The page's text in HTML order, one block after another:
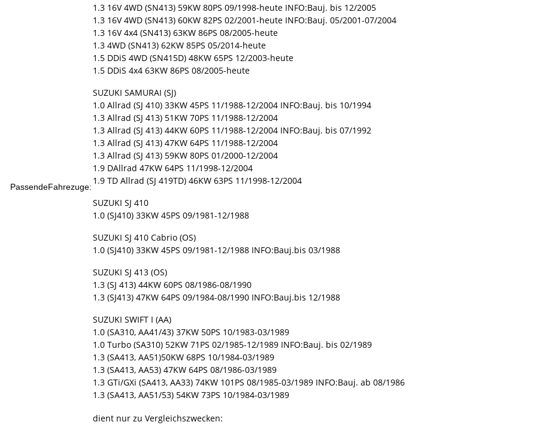
PassendeFahrezuge:
1.3 16V 4WD (SN413) 59KW 80PS 09/1998-heute INFO:Bauj. bis 12/2005
1.3 16V 4WD (SN413) 60KW 82PS 02/2001-heute INFO:Bauj. 05/2001-07/2004
1.3 16V 4x4 (SN413) 63KW 86PS 08/2005-heute
1.3 4WD (SN413) 62KW 85PS 05/2014-heute
1.5 DDiS 4WD (SN415D) 48KW 65PS 12/2003-heute
1.5 DDiS 4x4 63KW 86PS 08/2005-heute
SUZUKI SAMURAI (SJ)
1.0 Allrad (SJ 410) 33KW 45PS 11/1988-12/2004 INFO:Bauj. bis 10/1994
1.3 Allrad (SJ 413) 51KW 70PS 11/1988-12/2004
1.3 Allrad (SJ 413) 44KW 60PS 11/1988-12/2004 INFO:Bauj. bis 07/1992
1.3 Allrad (SJ 413) 47KW 64PS 11/1988-12/2004
1.3 Allrad (SJ 413) 59KW 80PS 01/2000-12/2004
1.9 DAllrad 47KW 64PS 11/1998-12/2004
1.9 TD Allrad (SJ 419TD) 46KW 63PS 11/1998-12/2004
SUZUKI SJ 410
1.0 (SJ410) 33KW 45PS 09/1981-12/1988
SUZUKI SJ 410 Cabrio (OS)
1.0 (SJ410) 33KW 45PS 09/1981-12/1988 INFO:Bauj.bis 03/1988
SUZUKI SJ 413 (OS)
1.3 (SJ 413) 44KW 60PS 08/1986-08/1990
1.3 (SJ413) 47KW 64PS 09/1984-08/1990 INFO:Bauj.bis 12/1988
SUZUKI SWIFT I (AA)
1.0 (SA310, AA41/43) 37KW 50PS 10/1983-03/1989
1.0 Turbo (SA310) 52KW 71PS 02/1985-12/1989 INFO:Bauj. bis 02/1989
1.3 (SA413, AA51)50KW 68PS 10/1984-03/1989
1.3 (SA413, AA53) 47KW 64PS 08/1986-03/1989
1.3 GTi/GXi (SA413, AA33) 74KW 101PS 08/1985-03/1989 INFO:Bauj. ab 08/1986
1.3 (SA413, AA51/53) 54KW 73PS 10/1984-03/1989
dient nur zu Vergleichszwecken: